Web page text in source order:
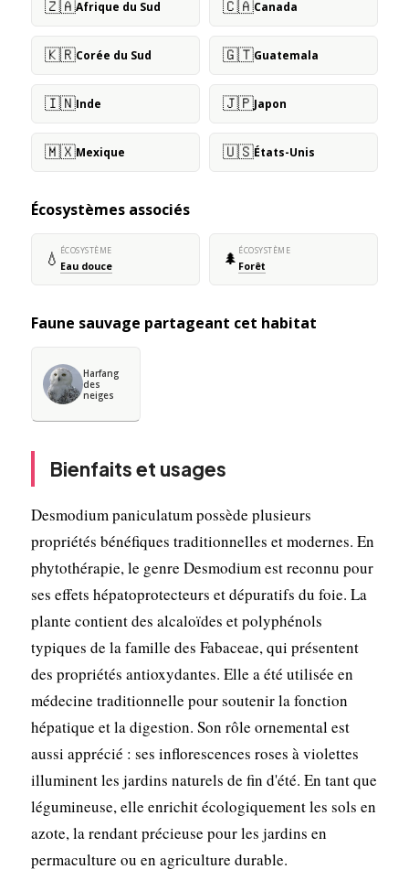
🇿🇦Afrique du Sud 🇨🇦Canada
🇰🇷Corée du Sud 🇬🇹Guatemala
🇮🇳Inde 🇯🇵Japon
🇲🇽Mexique 🇺🇸États-Unis
Écosystèmes associés
💧 ÉCOSYSTÈME
Eau douce 🌲 ÉCOSYSTÈME
Forêt
Faune sauvage partageant cet habitat
Harfang
des
neiges
Bienfaits et usages
Desmodium paniculatum possède plusieurs
propriétés bénéfiques traditionnelles et modernes. En
phytothérapie, le genre Desmodium est reconnu pour
ses effets hépatoprotecteurs et dépuratifs du foie. La
plante contient des alcaloïdes et polyphénols
typiques de la famille des Fabaceae, qui présentent
des propriétés antioxydantes. Elle a été utilisée en
médecine traditionnelle pour soutenir la fonction
hépatique et la digestion. Son rôle ornemental est
aussi apprécié : ses inflorescences roses à violettes
illuminent les jardins naturels de fin d'été. En tant que
légumineuse, elle enrichit écologiquement les sols en
azote, la rendant précieuse pour les jardins en
permaculture ou en agriculture durable.